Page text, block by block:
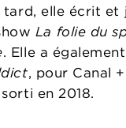
tard, elle écrit et
La folie du
. Elle a
, pour Canal
en 2018.